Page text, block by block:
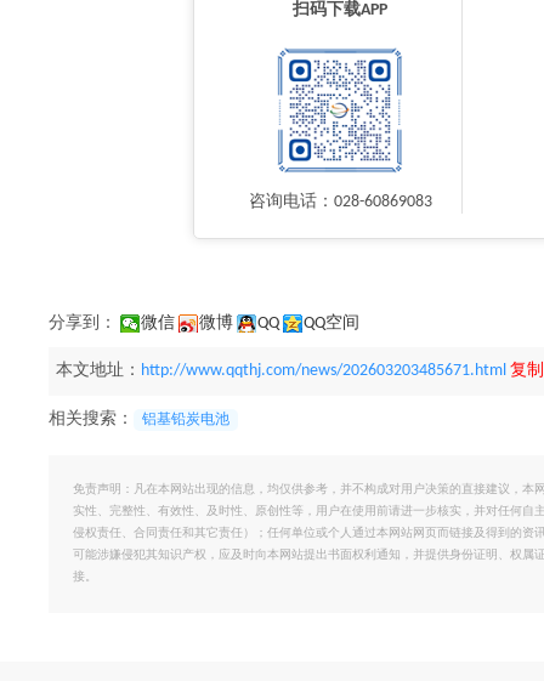
扫码下载APP
咨询电话：028-60869083
分享到： 微信 微博 QQ QQ空间
本文地址： http://www.qqthj.com/news/202603203485671.html 复
相关搜索： 铝基铅炭电池
免责声明：凡在本网站出现的信息，均仅供参考，并不构成对用户决策的直接建议，
实性、完整性、有效性、及时性、原创性等，用户在使用前请进一步核实，并对任何
侵权责任、合同责任和其它责任）；任何单位或个人通过本网站网页而链接及得到的
可能涉嫌侵犯其知识产权，应及时向本网站提出书面权利通知，并提供身份证明、权
接。